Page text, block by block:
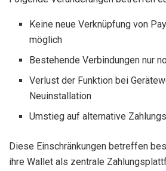
Keine neue Verknüpfung von
möglich
Bestehende Verbindungen nur
Verlust der Funktion bei
Neuinstallation
Umstieg auf alternative
Diese Einschränkungen betreffen
ihre Wallet als zentrale